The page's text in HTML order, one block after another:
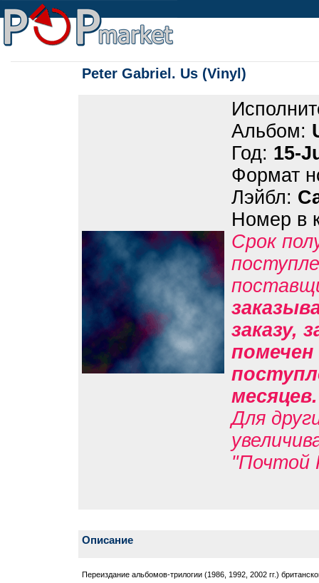
Peter Gabriel. Us (Vinyl)
Альбом:
Год: 15-
Формат
Лэйбл:
Номер в
Срок
заказу,
помечен
Для
"Почтой
Описание
Переиздание альбомов-трилогии (1986, 1992, 2002 гг.)